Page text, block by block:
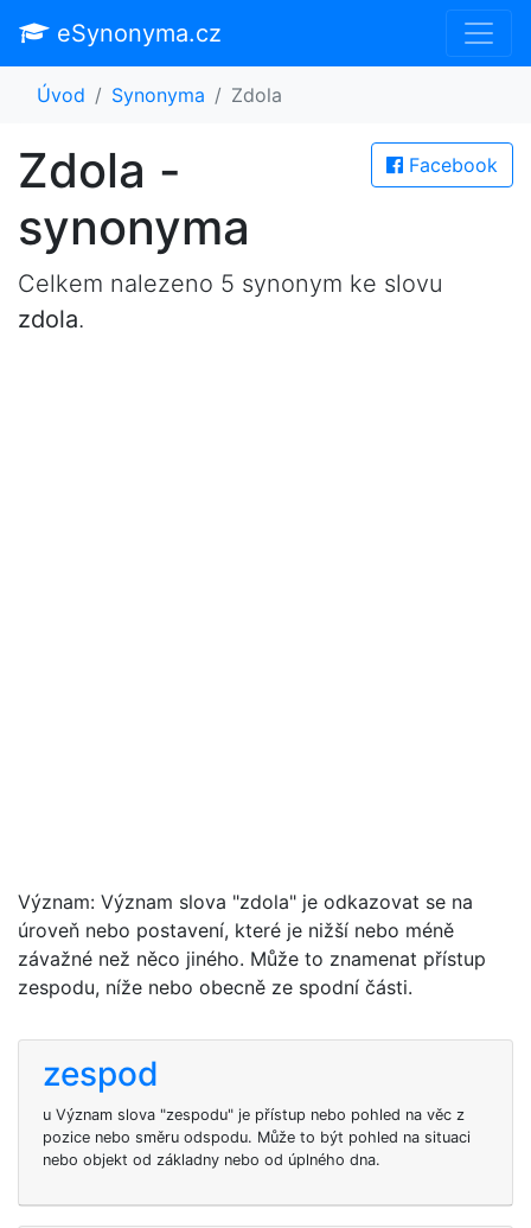
eSynonyma.cz
Úvod Synonyma Zdola
Facebook
Zdola -
synonyma
Celkem nalezeno 5 synonym ke slovu
zdola.
Význam: Význam slova "zdola" je odkazovat se na
úroveň nebo postavení, které je nižší nebo méně
závažné než něco jiného. Může to znamenat přístup
zespodu, níže nebo obecně ze spodní části.
zespod
u Význam slova "zespodu" je přístup nebo pohled na věc z
pozice nebo směru odspodu. Může to být pohled na situaci
nebo objekt od základny nebo od úplného dna.